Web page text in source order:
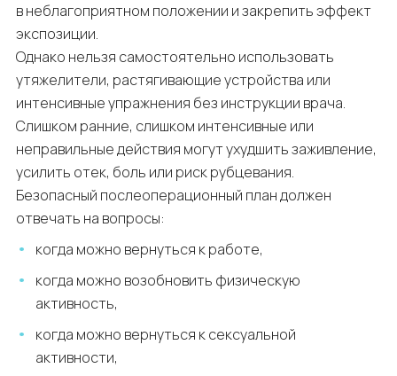
в неблагоприятном положении и закрепить эффект
экспозиции.
Однако нельзя самостоятельно использовать
утяжелители, растягивающие устройства или
интенсивные упражнения без инструкции врача.
Слишком ранние, слишком интенсивные или
неправильные действия могут ухудшить заживление,
усилить отек, боль или риск рубцевания.
Безопасный послеоперационный план должен
отвечать на вопросы:
когда можно вернуться к работе,
когда можно возобновить физическую
активность,
когда можно вернуться к сексуальной
активности,